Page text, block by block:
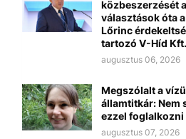
közbeszerzését a
választások óta
Lőrinc
tartozó V-Híd Kft.
augusztus 06, 2026
Megszólalt a
államtitkár: Nem
ezzel foglalkozni
augusztus 07, 2026